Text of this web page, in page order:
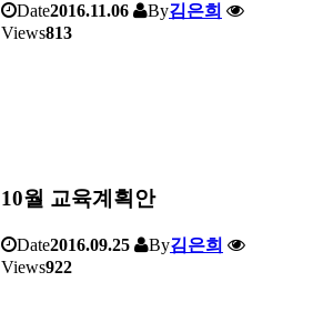
Date2016.11.06 By김은희
Views813
10월 교육계획안
Date2016.09.25 By김은희
Views922